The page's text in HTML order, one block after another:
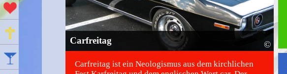
Aktionstage
Gedenktage
Carfreitag ©
Carfreitag ist ein Neologismus aus dem kirchlichen